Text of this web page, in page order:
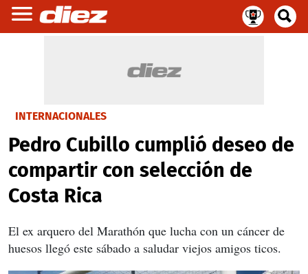
INTERNACIONALES
Pedro Cubillo cumplió deseo de
compartir con selección de
Costa Rica
El ex arquero del Marathón que lucha con un cáncer de
huesos llegó este sábado a saludar viejos amigos ticos.